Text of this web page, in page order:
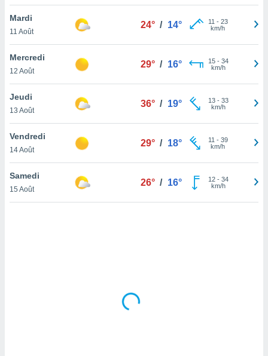
ainsi
un
la
du
en
de
Mardi
11 Août
24° / 14° 11 - 23
km/h
Mercredi
12 Août
29° / 16° 15- 34
km/h
Jeudi
13 Août
36° / 19° 13- 33
km/h
Vendredi
14 Août
29° / 18° 11 - 39
km/h
Samedi
15 Août
26° / 16° 12- 34
km/h